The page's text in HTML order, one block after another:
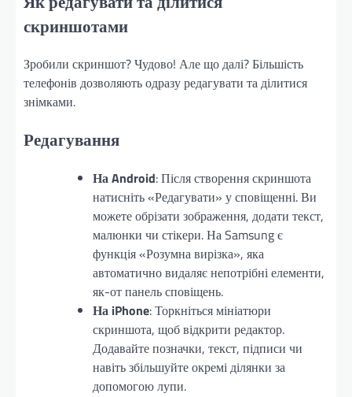
скриншотами
Зробили скриншот? Чудово! Але що далі? Більшість
телефонів дозволяють одразу редагувати та ділитися
знімками.
Редагування
На Android: Після створення скриншота
натисніть «Редагувати» у сповіщенні. Ви
можете обрізати зображення, додати текст,
малюнки чи стікери. На Samsung є
функція «Розумна вирізка», яка
автоматично видаляє непотрібні елементи,
як-от панель сповіщень.
На iPhone: Торкніться мініатюри
скриншота, щоб відкрити редактор.
Додавайте позначки, текст, підписи чи
навіть збільшуйте окремі ділянки за
допомогою лупи.